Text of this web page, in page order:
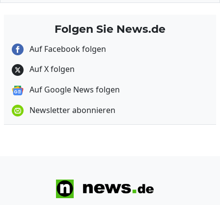
Folgen Sie News.de
Auf Facebook folgen
Auf X folgen
Auf Google News folgen
Newsletter abonnieren